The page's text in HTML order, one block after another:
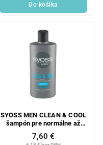
Do košíka
SYOSS MEN CLEAN & COOL
šampón pre normálne až
mastné vlasy 440ml
7,60 €